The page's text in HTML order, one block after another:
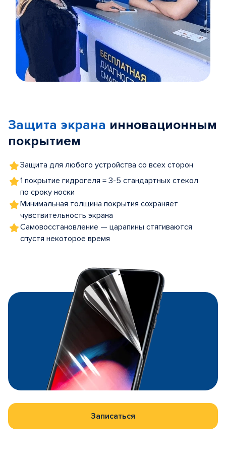
5
Защита экрана инновационным
покрытием
Защита для любого устройства со всех сторон
1 покрытие гидрогеля = 3-5 стандартных стекол
по сроку носки
Минимальная толщина покрытия сохраняет
чувствительность экрана
Самовосстановление — царапины стягиваются
спустя некоторое время
Записаться